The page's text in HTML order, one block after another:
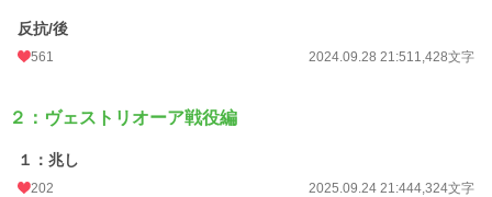
反抗/後
561 2024.09.28 21:511,428文字
２：ヴェストリオーア戦役編
１：兆し
202 2025.09.24 21:444,324文字